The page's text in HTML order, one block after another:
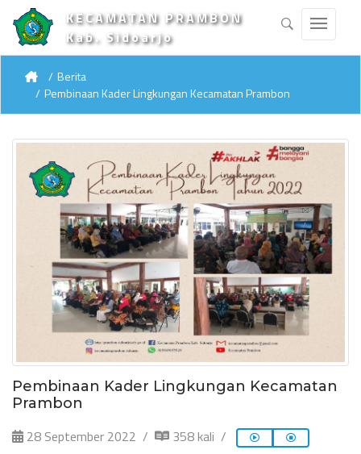
KECAMATAN PRAMBON
Kab. Sidoarjo
Berita
Pembinaan Kader Lingkungan Kecamatan Prambon
Pembinaan Kader Lingkungan Kecamatan
Prambon
28 September 2022
358 kali